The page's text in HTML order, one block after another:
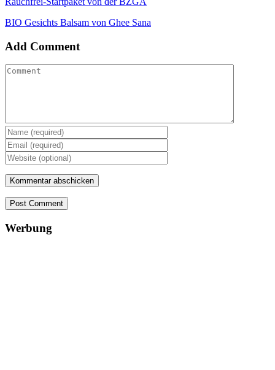
BIO Gesichts Balsam von Ghee Sana
Add Comment
Post Comment
Werbung